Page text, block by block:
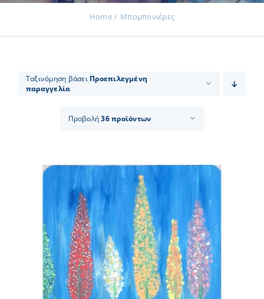
Νέα
Επικοινωνία
Εισφορές
Home Μπομπονιέρες
Ταξινόμηση βάσει Προεπιλεγμένη
παραγγελία
Προβολή36 προϊόντων